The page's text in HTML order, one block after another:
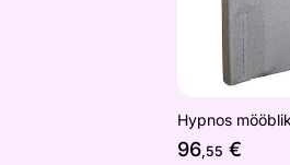
Hypnos
96,55 €